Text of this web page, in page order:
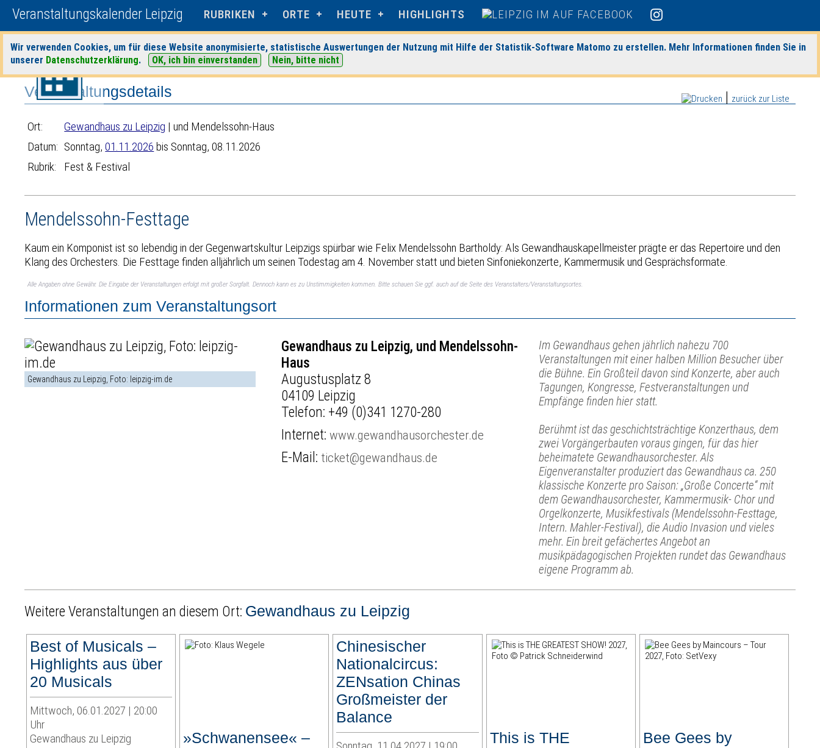
Veranstaltungskalender Leipzig RUBRIKEN ORTE HEUTE HIGHLIGHTS
Wir verwenden Cookies, um für diese Website anonymisierte, statistische Auswertungen der Nutzung mit Hilfe der Statistik-Software Matomo zu erstellen. Mehr Informationen finden Sie in
unserer Datenschutzerklärung. OK, ich bin einverstanden Nein, bitte nicht
Startseite>Veranstaltungen>Suche> Fest & Festival>Gewandhaus zu Leipzig> Veranstaltungsdetails
zurück zur Liste
Veranstaltungsdetails
Ort: Gewandhaus zu Leipzig | und Mendelssohn-Haus
Datum: Sonntag,01.11.2026 bis Sonntag, 08.11.2026
Rubrik:
Fest & Festival
Mendelssohn-Festtage
Kaum ein Komponist ist so lebendig in der Gegenwartskultur Leipzigs spürbar wie Felix Mendelssohn Bartholdy: Als Gewandhauskapellmeister prägte er das Repertoire und den
Klang des Orchesters. Die Festtage finden alljährlich um seinen Todestag am 4. November statt und bieten Sinfoniekonzerte, Kammermusik und Gesprächsformate.
Alle Angaben ohne Gewähr. Die Eingabe der Veranstaltungen erfolgt mit großer Sorgfalt. Dennoch kann es zu Unstimmigkeiten kommen. Bitte schauen Sie ggf. auch auf die Seite des Veranstalters/Veranstaltungsortes.
Informationen zum Veranstaltungsort
Gewandhaus zu Leipzig, Foto: leipzig-im.de
Gewandhaus zu Leipzig, und Mendelssohn-
Haus
Augustusplatz 8
04109 Leipzig
Telefon: +49 (0)341 1270-280
Internet:www.gewandhausorchester.de
E-Mail: ticket@gewandhaus.de
Im Gewandhaus gehen jährlich nahezu 700
Veranstaltungen mit einer halben Million Besucher über
die Bühne. Ein Großteil davon sind Konzerte, aber auch
Tagungen, Kongresse, Festveranstaltungen und
Empfänge finden hier statt.
Berühmt ist das geschichtsträchtige Konzerthaus, dem
zwei Vorgängerbauten voraus gingen, für das hier
beheimatete Gewandhausorchester. Als
Eigenveranstalter produziert das Gewandhaus ca. 250
klassische Konzerte pro Saison: „Große Concerte“ mit
dem Gewandhausorchester, Kammermusik- Chor und
Orgelkonzerte, Musikfestivals (Mendelssohn-Festtage,
Intern. Mahler-Festival), die Audio Invasion und vieles
mehr. Ein breit gefächertes Angebot an
musikpädagogischen Projekten rundet das Gewandhaus
eigene Programm ab.
Weitere Veranstaltungen an diesem Ort: Gewandhaus zu Leipzig
Best of Musicals –
Highlights aus über
20 Musicals
Mittwoch, 06.01.2027 | 20:00
Uhr
Gewandhaus zu Leipzig
»Schwanensee« –
Chinesischer
Nationalcircus:
ZENsation Chinas
Großmeister der
Balance
This is THE
Bee Gees by